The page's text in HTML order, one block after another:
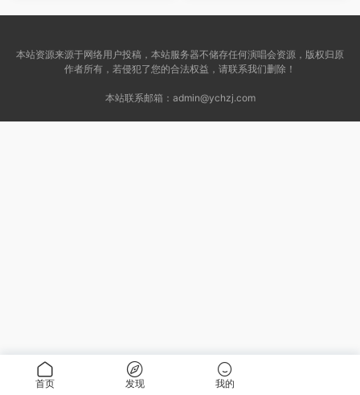
本站资源来源于网络用户投稿，本站服务器不储存任何演唱会资源，版权归原
作者所有，若侵犯了您的合法权益，请联系我们删除！
本站联系邮箱： admin@ychzj.com
首页 发现 我的